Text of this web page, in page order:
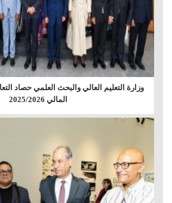
وزارة التعليم العالي والبحث العلمي حصاد
المالي 2025/2026